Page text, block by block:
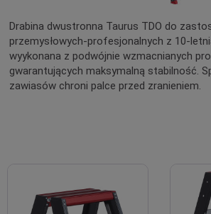
Drabina dwustronna Taurus TDO do
przemysłowych-profesjonalnych z 10-
wyykonana z podwójnie wzmacnianych
gwarantujących maksymalną stabilność.
zawiasów chroni palce przed zranieniem.